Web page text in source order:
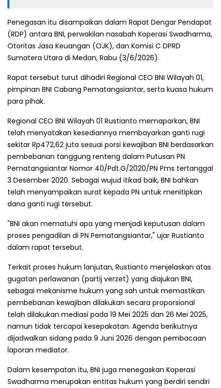
Penegasan itu disampaikan dalam Rapat Dengar Pendapat
(RDP) antara BNI, perwakilan nasabah Koperasi Swadharma,
Otoritas Jasa Keuangan (OJK), dan Komisi C DPRD
Sumatera Utara di Medan, Rabu (3/6/2026).
Rapat tersebut turut dihadiri Regional CEO BNI Wilayah 01,
pimpinan BNI Cabang Pematangsiantar, serta kuasa hukum
para pihak.
Regional CEO BNI Wilayah 01 Rustianto memaparkan, BNI
telah menyatakan kesediannya membayarkan ganti rugi
sekitar Rp472,62 juta sesuai porsi kewajiban BNI berdasarkan
pembebanan tanggung renteng dalam Putusan PN
Pematangsiantar Nomor 40/Pdt.G/2020/PN Pms tertanggal
3 Desember 2020. Sebagai wujud itikad baik, BNI bahkan
telah menyampaikan surat kepada PN untuk menitipkan
dana ganti rugi tersebut.
"BNI akan mematuhi apa yang menjadi keputusan dalam
proses pengadilan di PN Pematangsiantar," ujar Rustianto
dalam rapat tersebut.
Terkait proses hukum lanjutan, Rustianto menjelaskan atas
gugatan perlawanan (partij verzet) yang diajukan BNI,
sebagai mekanisme hukum yang sah untuk memastikan
pembebanan kewajiban dilakukan secara proporsional
telah dilakukan mediasi pada 19 Mei 2025 dan 26 Mei 2025,
namun tidak tercapai kesepakatan. Agenda berikutnya
dijadwalkan sidang pada 9 Juni 2026 dengan pembacaan
laporan mediator.
Dalam kesempatan itu, BNI juga menegaskan Koperasi
Swadharma merupakan entitas hukum yang berdiri sendiri